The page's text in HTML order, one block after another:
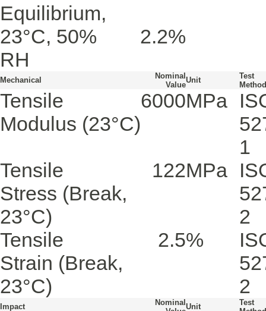
Equilibrium,
23°C, 50%
RH
2.2%
Mechanical
Nominal
Value
Unit
Test
Method
Tensile
Modulus (23°C)
6000MPa
1
Tensile
Stress (Break,
23°C)
122MPa
2
Tensile
Strain (Break,
23°C)
2.5%
2
Impact
Nominal Unit
Test